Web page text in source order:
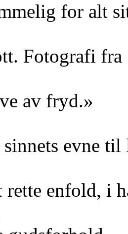
for alt
Fotografi fra
av fryd.»
evne
rette enfold, i